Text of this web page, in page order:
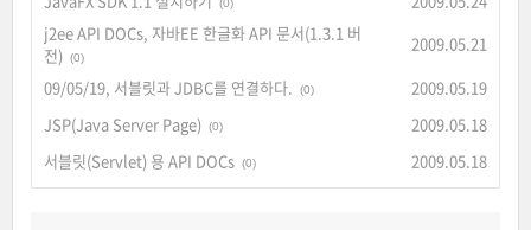
(0)
j2ee API DOCs, 자바EE 한글화 API 문서(1.3.1 버
전)
(0)
2009.05.21
09/05/19, 서블릿과 JDBC를 연결하다.
(0)
2009.05.19
JSP(Java Server Page)
(0)
2009.05.18
서블릿(Servlet) 용 API DOCs (0) 2009.05.18